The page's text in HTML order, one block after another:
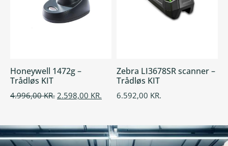
Honeywell 1472g –
Trådløs KIT
4.996,00KR. 2.598,00 KR.
Zebra LI3678SR scanner –
Trådløs KIT
6.592,00 KR.